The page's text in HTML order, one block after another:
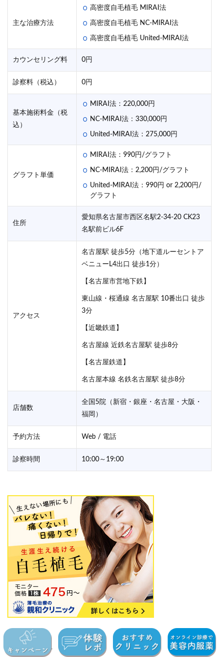
主な治療方法
高密度自毛植毛 MIRAI法
高密度自毛植毛 NC-MIRAI法
高密度自毛植毛 United-MIRAI法
カウンセリング料 0円
診察料（税込） 0円
基本施術料金（税
込）
MIRAI法：220,000円
NC-MIRAI法：330,000円
United-MIRAI法：275,000円
グラフト単価
MIRAI法：990円/グラフト
NC-MIRAI法：2,200円/グラフト
United-MIRAI法：990円 or 2,200円/
グラフト
住所
愛知県名古屋市西区名駅2-34-20 CK23
名駅前ビル6F
アクセス
名古屋駅 徒歩5分（地下道ルーセントア
ベニューL4出口 徒歩1分）
【名古屋市営地下鉄】
東山線・桜通線 名古屋駅 10番出口 徒歩
3分
【近畿鉄道】
名古屋線 近鉄名古屋駅 徒歩8分
【名古屋鉄道】
名古屋本線 名鉄名古屋駅 徒歩8分
店舗数
全国5院（新宿・銀座・名古屋・大阪・
福岡）
予約方法 Web / 電話
診察時間 10:00～19:00
＜参考記事＞